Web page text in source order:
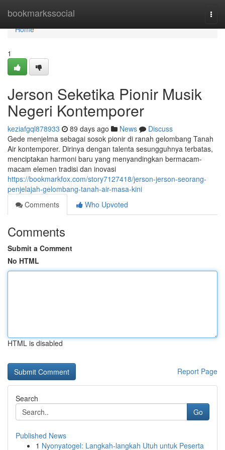
bookmarkssocial
Home
Home
1
Jerson Seketika Pionir Musik
Negeri Kontemporer
keziafgql878933 89 days ago News
Discuss
Gede menjelma sebagai sosok pionir di ranah gelombang Tanah
Air kontemporer. Dirinya dengan talenta sesungguhnya terbatas,
menciptakan harmoni baru yang menyandingkan bermacam-
macam elemen tradisi dan inovasi
https://bookmarkfox.com/story7127418/jerson-jerson-seorang-
penjelajah-gelombang-tanah-air-masa-kini
Comments
Who Upvoted
Comments
Submit a Comment
No HTML
HTML is disabled
Report Page
Search
Go
Published News
1 Nyonyatogel: Langkah-langkah Utuh untuk Peserta